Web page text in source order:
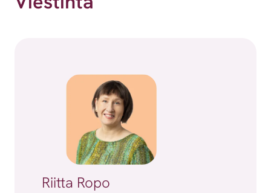
Riitta Ropo